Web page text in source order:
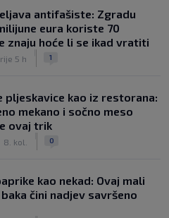
antifašiste: Zgradu
eura koriste 70
znaju hoće li se ikad vratiti
5 h 1
pljeskavice kao iz restorana:
mekano i sočno meso
ovaj trik
8. kol. 0
kao nekad: Ovaj mali
čini nadjev savršeno